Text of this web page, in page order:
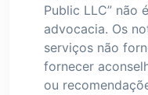
Public LLC” não
advocacia. Os
serviços não
fornecer
ou